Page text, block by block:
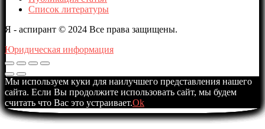
Список литературы
Я - аспирант © 2024 Все права защищены.
Юридическая информация
Мы используем куки для наилучшего представления нашего
сайта. Если Вы продолжите использовать сайт, мы будем
считать что Вас это устраивает.Ok